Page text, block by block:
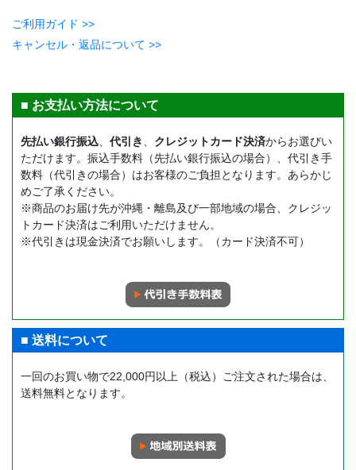
ご利用ガイド >>
キャンセル・返品について >>
■ お支払い方法について
先払い銀行振込 代引き クレジットカード決済からお選びい
ただけます。振込手数料（先払い銀行振込の場合）、代引き手
数料（代引きの場合）はお客様のご負担となります。あらかじ
めご了承ください。
※商品のお届け先が沖縄・離島及び一部地域の場合、クレジッ
トカード決済はご利用いただけません。
※代引きは現金決済でお願いします。（カード決済不可）
■ 送料について
一回のお買い物で22,000円以上（税込）ご注文された場合は、
送料無料となります。